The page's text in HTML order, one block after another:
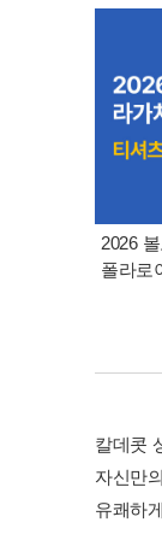
2026
폴라로
칼데콧
자신만
유쾌하